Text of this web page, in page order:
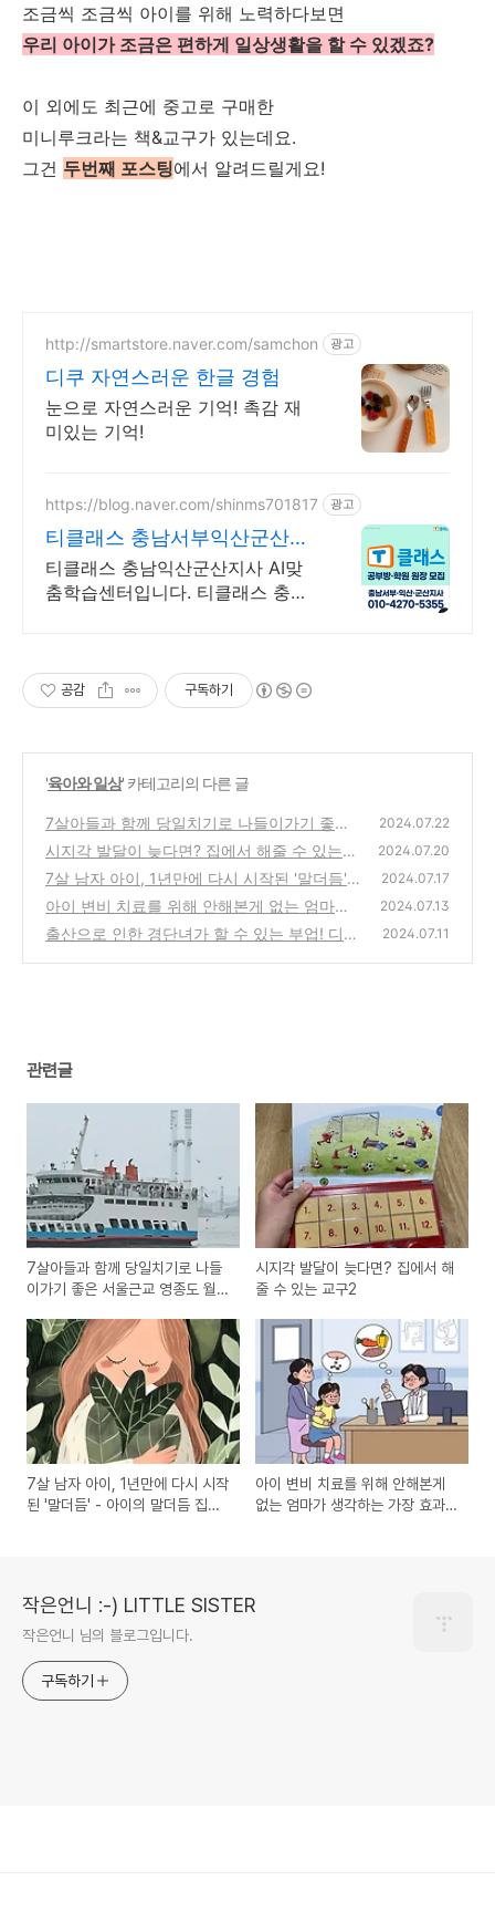
조금씩 조금씩 아이를 위해 노력하다보면
우리 아이가 조금은 편하게 일상생활을 할 수 있겠죠?
이 외에도 최근에 중고로 구매한
미니루크라는 책&교구가 있는데요.
그건 두번째 포스팅에서 알려드릴게요!
http://smartstore.naver.com/samchon 광고
디쿠 자연스러운 한글 경험
눈으로 자연스러운 기억! 촉감 재
미있는 기억!
https://blog.naver.com/shinms701817 광고
티클래스 충남서부익산군산지
예비초에서 초등전학년 전과목
티클래스 충남익산군산지사 AI맞
춤학습센터입니다. 티클래스 충남
공감 구독하기
'육아와 일상' 카테고리의 다른 글
7살아들과 함께 당일치기로 나들이가기 좋은
서울근교 영종도 월미도행 여객터미널
(1)
2024.07.22
시지각 발달이 늦다면? 집에서 해줄 수 있는
교구2
(0)
2024.07.20
7살 남자 아이, 1년만에 다시 시작된 '말더듬' -
아이의 말더듬 집에서 나아질 수 있을까?
(0)
2024.07.17
아이 변비 치료를 위해 안해본게 없는 엄마가
생각하는 가장 효과적이었던 변비 치료법
(0)
2024.07.13
출산으로 인한 경단녀가 할 수 있는 부업! 디자
2024.07.11
관련글
7살아들과 함께 당일치기로 나들
이가기 좋은 서울근교 영종도 월
시지각 발달이 늦다면? 집에서 해
줄 수 있는 교구2
7살 남자 아이, 1년만에 다시 시작
된 '말더듬' - 아이의 말더듬 집에
아이 변비 치료를 위해 안해본게
없는 엄마가 생각하는 가장 효과
작은언니 :-) LITTLE SISTER
작은언니 님의 블로그입니다.
구독하기